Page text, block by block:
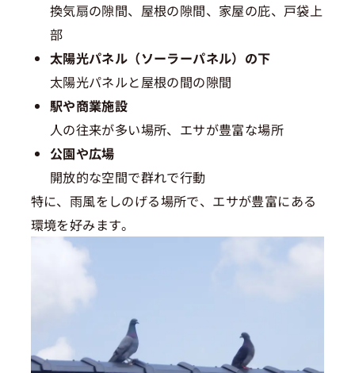
換気扇の隙間、屋根の隙間、家屋の庇、戸袋上
部
太陽光パネル（ソーラーパネル）の下
太陽光パネルと屋根の間の隙間
駅や商業施設
人の往来が多い場所、エサが豊富な場所
公園や広場
開放的な空間で群れで行動
特に、雨風をしのげる場所で、エサが豊富にある
環境を好みます。